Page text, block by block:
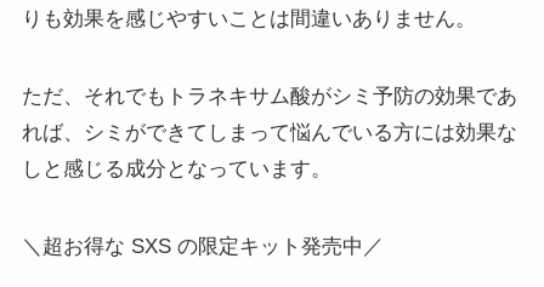
りも効果を感じやすいことは間違いありません。
ただ、それでもトラネキサム酸がシミ予防の効果であ
れば、シミができてしまって悩んでいる方には効果な
しと感じる成分となっています。
＼超お得な SXS の限定キット発売中／